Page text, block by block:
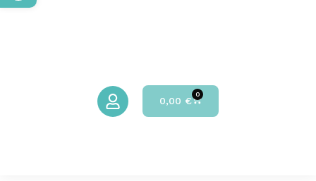
0,00 €
0